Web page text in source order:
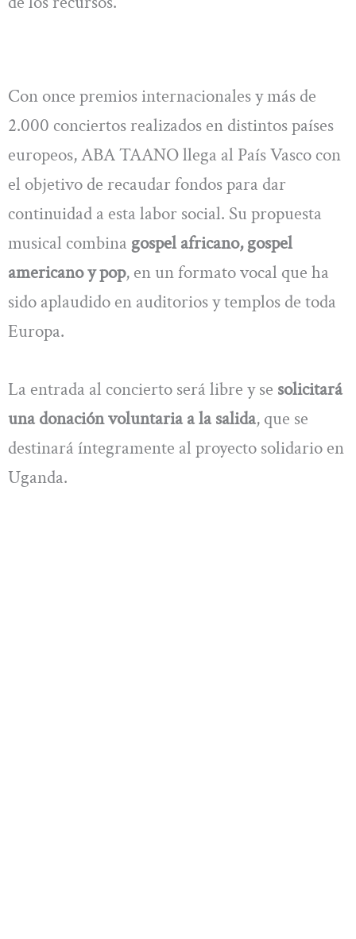
Con once premios internacionales y más de
2.000 conciertos realizados en distintos países
europeos, ABA TAANO llega al País Vasco con
el objetivo de recaudar fondos para dar
continuidad a esta labor social. Su propuesta
musical combina gospel africano, gospel
americano y pop, en un formato vocal que ha
sido aplaudido en auditorios y templos de toda
Europa.
La entrada al concierto será libre y se solicitará
una donación voluntaria a la salida, que se
destinará íntegramente al proyecto solidario en
Uganda.